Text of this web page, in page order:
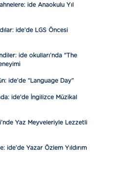
ide Anaokulu Yıl
ide’de LGS Öncesi
ide okulları’nda "The
ide’de “Language Day”
ide’de İngilizce Müzikal
Yaz Meyveleriyle Lezzetli
ide’de Yazar Özlem Yıldırım